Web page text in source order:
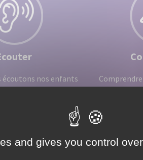
écoutons nos enfants
le cœur signifie être
L'instructeur
parents à
observation
and gives you control